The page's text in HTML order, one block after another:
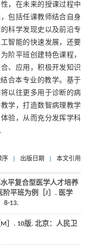
，在未来的授课过程中
包括任课教师结合自身
科学发现史以及前沿专
智能的快速发展，还要
阶平班创建特色课程，
、应用，积极开发知识
合本专业的教学。基于
以往更多用于诊断的病
学，打造数智病理教学
验，从而充分发挥学科
序 出版日期 本文引用
平复合型医学人才培养
平班为例［J］. 医学
8-13.
］. 10版. 北京：人民卫